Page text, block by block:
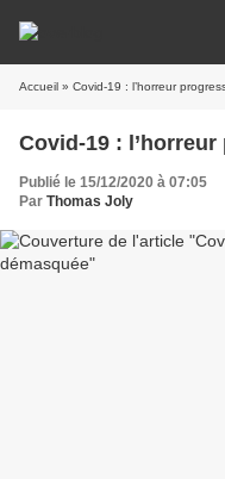
Accueil » Covid-19 : l’horreur
Covid-19 :
Publié le 15/12/2020 à 07:05
Par Thomas Joly